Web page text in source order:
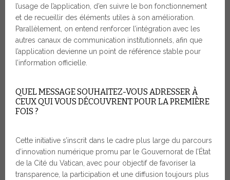
l’usage de l’application, d’en suivre le bon fonctionnement
et de recueillir des éléments utiles à son amélioration.
Parallèlement, on entend renforcer l’intégration avec les
autres canaux de communication institutionnels, afin que
l’application devienne un point de référence stable pour
l’information officielle.
QUEL MESSAGE SOUHAITEZ-VOUS ADRESSER À
CEUX QUI VOUS DÉCOUVRENT POUR LA PREMIÈRE
FOIS ?
Cette initiative s’inscrit dans le cadre plus large du parcours
d’innovation numérique promu par le Gouvernorat de l’État
de la Cité du Vatican, avec pour objectif de favoriser la
transparence, la participation et une diffusion toujours plus